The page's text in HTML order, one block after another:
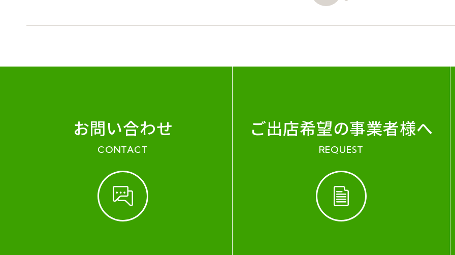
お問い合わせ
CONTACT
ご出店希望の事業者様へ
REQUEST